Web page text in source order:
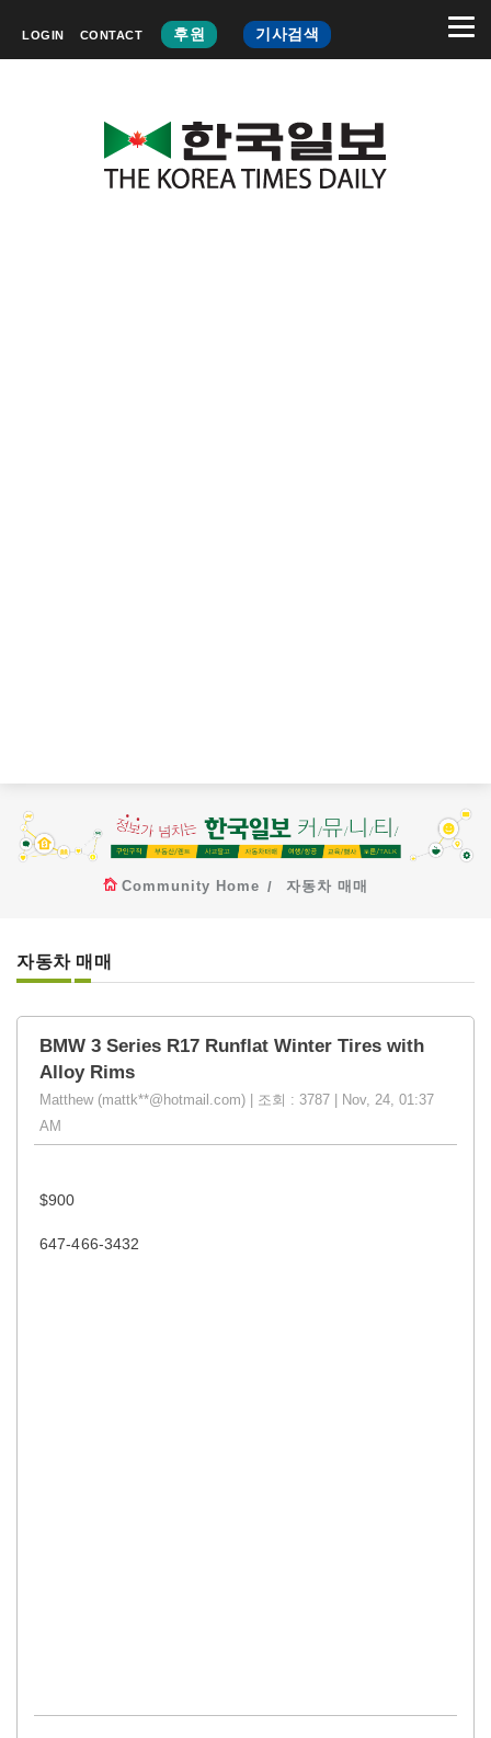
LOGIN CONTACT 후원 기사검색
Community Home 자동차 매매
자동차 매매
BMW 3 Series R17 Runflat Winter Tires with
Alloy Rims
Matthew (mattk**@hotmail.com) | 조회 : 3787 | Nov, 24, 01:37
AM
$900
647-466-3432